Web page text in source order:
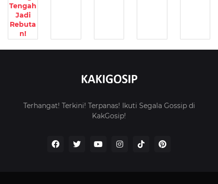
Tengah
Jadi
Rebuta
n!
Terhangat! Terkini! Terpanas! Ikuti Segala Gossip di
KakGosip!